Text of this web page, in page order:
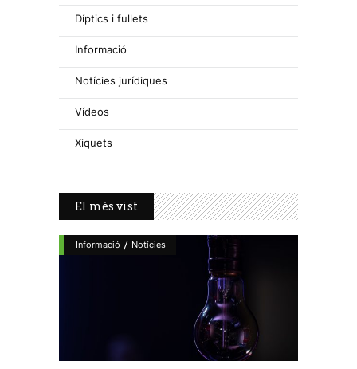
Díptics i fullets
Informació
Notícies jurídiques
Vídeos
Xiquets
El més vist
Informació / Notícies